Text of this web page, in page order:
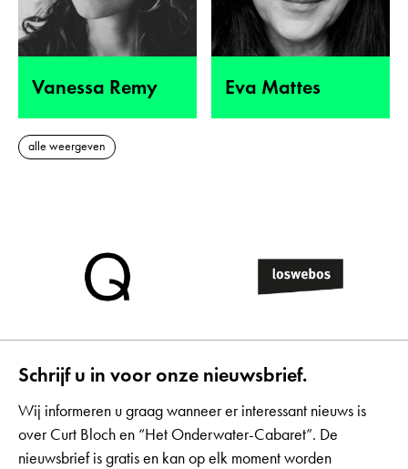
Vanessa Remy Eva Mattes
alle weergeven
Schrijf u in voor onze nieuwsbrief.
Wij informeren u graag wanneer er interessant nieuws is
over Curt Bloch en “Het Onderwater-Cabaret”. De
nieuwsbrief is gratis en kan op elk moment worden